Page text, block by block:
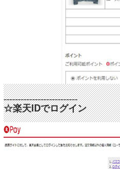
--------------------------
☆楽天IDでログイン